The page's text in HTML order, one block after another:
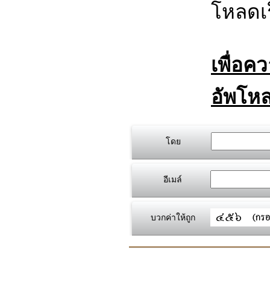
โหลด
เพื่อค
อัพโห
โดย
อีเมล์
บวกค่าให้ถูก